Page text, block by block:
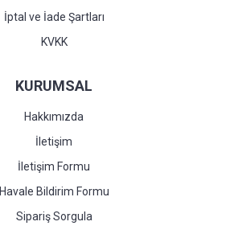
İptal ve İade Şartları
KVKK
KURUMSAL
Hakkımızda
İletişim
İletişim Formu
Havale Bildirim Formu
Sipariş Sorgula